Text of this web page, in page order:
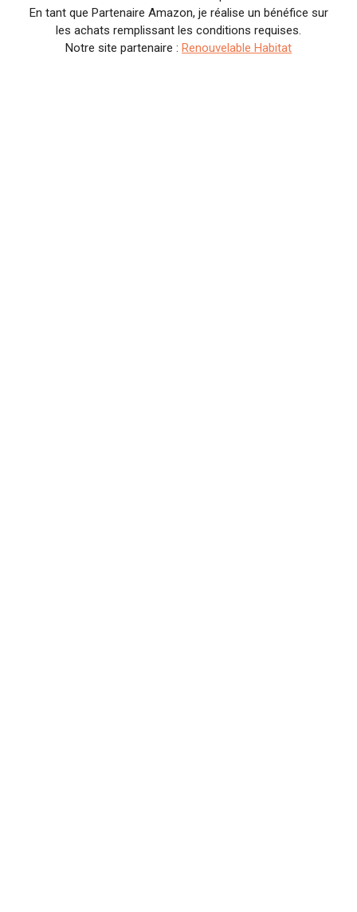
En tant que Partenaire Amazon, je réalise un bénéfice sur
les achats remplissant les conditions requises.
Notre site partenaire : Renouvelable Habitat